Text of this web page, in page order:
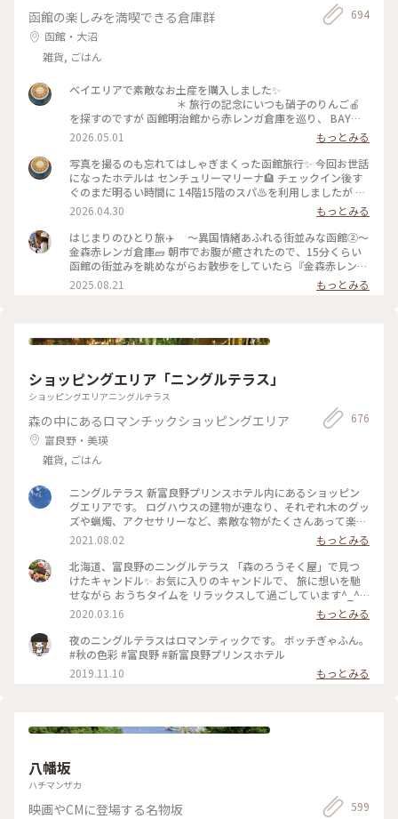
函館の楽しみを満喫できる倉庫群
函館・大沼
雑貨, ごはん
694
ベイエリアで素敵なお土産を購入しました✨
＊ 旅行の記念にいつも硝子のりんご🍎
を探すのですが 函館明治館から赤レンガ倉庫を巡り、 BAYは
こだて内、瑠璃工房さんで すり硝子とレースのりんごオブジ
ェに出会いました✨ お隣りのフクロウ🦉さんは 先日、小岩井
農場で出会いましたが、函館にも居ました😁
＊ そして、赤レンガ倉庫柄のポーチも🎵
初日に気になって見てたのですが購入には至らず… 次の日にな
り、やっぱり欲しい✨と 再びベイエリアへ🤪 買わなかったら
きっと後悔してた💦 そのくらいお気に入りになりました✨
＊ 写真たてに入れてあるのは センチュリ
ーマリーナのお土産屋さんで購入したポストカードです。 お部
屋の一角が函館になりました✨ ＊ #ちいさ
な列車旅
2026.05.01
もっとみる
写真を撮るのも忘れてはしゃぎまくった函館旅行✨ 今回お世話
になったホテルは センチュリーマリーナ🏨 チェックイン後す
ぐのまだ明るい時間に 14階15階のスパ♨️を利用しましたが 眺
めがサイコーでした🤗 15階の開放感溢れる露天風呂に、14階
のあつ湯は まだ肌寒い函館の春を歩いた体をしっかりほぐし
て😌 海や函館山を眺めながらの♨️至福✨ 夜は館内のジンギス
カン料理のお店を利用しました。 個室で楽しめるのでお酒🍻
も進みます⤴︎⤴︎ チェックイン前に金森赤レンガ倉庫のビアホ
ールで すでに2杯飲んでいましたが🤣 そして、噂に名高いセン
チュリーマリーナの朝食✨ 端から端まで見れないほどのものす
に欠けますが、本当にオススメのホテルです❗️
らの100万ドルの夜景🌃✨ これがなんと…食事の予約を19時に
してたので 日が暮れる前に函館山を下山という悲しい結果に
😭 食事の後また行こうか？とも考えたのですが… お酒がすす
み過ぎて外出出来ませんでした🤪 ＊ #
ちいさな列車旅
2026.04.30
もっとみる
はじまりのひとり旅✈️ 〜異国情緒あふれる街並みな函館②〜
金森赤レンガ倉庫🧱 朝市でお腹が癒されたので、15分くらい
函館の街並みを眺めながらお散歩をしていたら『金森赤レンガ
倉庫』に到着🗽 港に並ぶ赤レンガの倉庫は明治時代に建造さ
れ、歴史を感じさせられる外観と「函館ヒストリープラザ」
施設でした☺️ ＊函館煉瓦工場 ◦赤瓦コースター ◦アロマ
スティックも可愛くて、インテリアとして置いておけるのと、
挿すだけでお気に入りの香りが楽しめるところが素敵でした🪴
香りは旅の思い出としてお土産にするのも良いなと思い、お気
に入りの香りをひとつ購入しました☺️ ハンドメイドのアクセ
サリーも、色や形ひとつひとつに違う味が出ていて、どれを選
ぼうか凄く悩ましかったです、、🥹 旅の思い出に出会えた素敵
な場所でした🧸 📷2025.08.07 #一人旅#夏旅#ゆるり夏時間#北
レンガ倉庫#函館煉瓦工場#金森赤レンガ倉庫店#赤瓦#コース
ター#アロマ#アロマグッズ#香り#旅の思い出#ハンドメイドア
クセサリー#アクセサリー#ハンドメイド#ガラス製品#食器#函
館限定#お土産#ことりっぷ函館#ひとり旅日記🕊️
2025.08.21 もっとみる
ショッピングエリア「ニングルテラス」
ショッピングエリアニングルテラス
森の中にあるロマンチックショッピングエリア
富良野・美瑛
雑貨, ごはん
676
ニングルテラス 新富良野プリンスホテル内にあるショッピン
グエリアです。 ログハウスの建物が連なり、それぞれ木のグッ
ズや蝋燭、アクセサリーなど、素敵な物がたくさんあって楽し
いです♪ #ニングルテラス #新富良野プリンスホテル #富良野
#北海道
2021.08.02
もっとみる
北海道、富良野のニングルテラス 「森のろうそく屋」で見つ
けたキャンドル✨ お気に入りのキャンドルで、 旅に想いを馳
せながら おうちタイムを リラックスして過ごしています^_^ #
北海道 #富良野 #ニングルテラス #森のろうそく屋 #キャンド
ル #メルヘン #旅の思い出 #憧れの地
2020.03.16
もっとみる
夜のニングルテラスはロマンティックです。 ボッチぎゃふん。
#秋の色彩 #富良野 #新富良野プリンスホテル
2019.11.10
もっとみる
八幡坂
ハチマンザカ
映画やCMに登場する名物坂 599